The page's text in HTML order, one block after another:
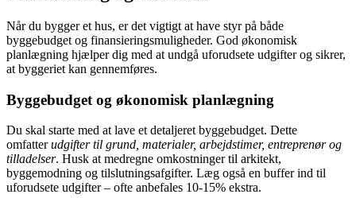
Når du bygger et hus, er det vigtigt at have styr på både
byggebudget og finansieringsmuligheder. God økonomisk
planlægning hjælper dig med at undgå uforudsete udgifter og sikrer,
at byggeriet kan gennemføres.
Byggebudget og økonomisk planlægning
Du skal starte med at lave et detaljeret byggebudget. Dette
omfatterudgifter til grund, materialer, arbejdstimer, entreprenør og
tilladelser. Husk at medregne omkostninger til arkitekt,
byggemodning og tilslutningsafgifter. Læg også en buffer ind til
uforudsete udgifter – ofte anbefales 10-15% ekstra.